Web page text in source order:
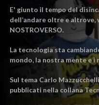
E' giunto il tempo del
dell’andare oltre e altrove,
NOSTROVERSO.
La tecnologia sta
mondo, la nostra mente e i
Sul tema Carlo
pubblicati nella collana